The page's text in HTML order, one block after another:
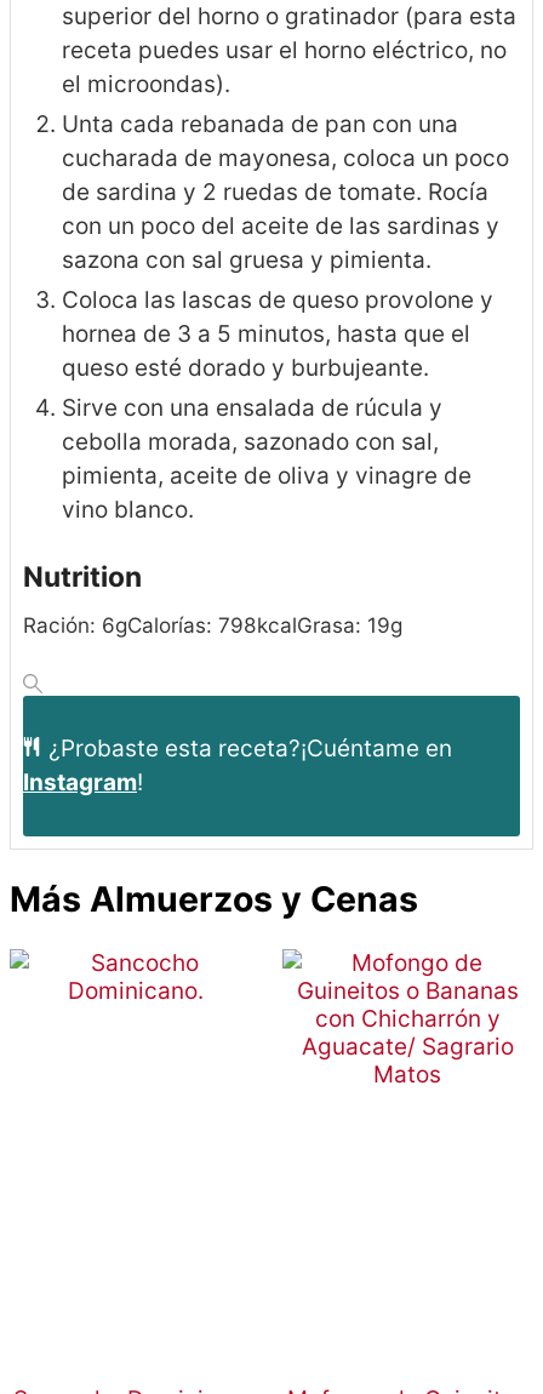
superior del horno o gratinador (para esta
receta puedes usar el horno eléctrico, no
el microondas).
Unta cada rebanada de pan con una
cucharada de mayonesa, coloca un poco
de sardina y 2 ruedas de tomate. Rocía
con un poco del aceite de las sardinas y
sazona con sal gruesa y pimienta.
Coloca las lascas de queso provolone y
hornea de 3 a 5 minutos, hasta que el
queso esté dorado y burbujeante.
Sirve con una ensalada de rúcula y
cebolla morada, sazonado con sal,
pimienta, aceite de oliva y vinagre de
vino blanco.
Nutrition
Ración: 6gCalorías: 798kcalGrasa: 19g
¿Probaste esta receta?¡Cuéntame en
Instagram!
Más Almuerzos y Cenas